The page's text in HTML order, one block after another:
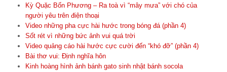
Kỳ Quặc Bốn Phương – Ra toà vì “mây mưa” với chó của
người yêu trên điện thoại
Video những pha cực hài hước trong bóng đá (phần 4)
Sốt rét vì những bức ảnh vui quá trời
Video quảng cáo hài hước cực cười đến “khó đỡ” (phần 4)
Bài thơ vui: Định nghĩa hôn
Kinh hoàng hình ảnh bánh gato sinh nhật bánh socola